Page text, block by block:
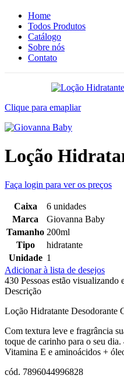
Home
Todos Produtos
Catálogo
Sobre nós
Contato
Clique para emapliar
Loção
Faça login para ver os preços
Caixa
6 unidades
Marca
Giovanna Baby
Tamanho 200ml
Tipo
hidratante
Unidade 1
Adicionar à lista de desejos
430 Pessoas estão visualizando
Descrição
Loção Hidratante Desodorante
Com textura leve e fragrância
toque de carinho para o seu
Vitamina E e aminoácidos +
cód. 7896044996828